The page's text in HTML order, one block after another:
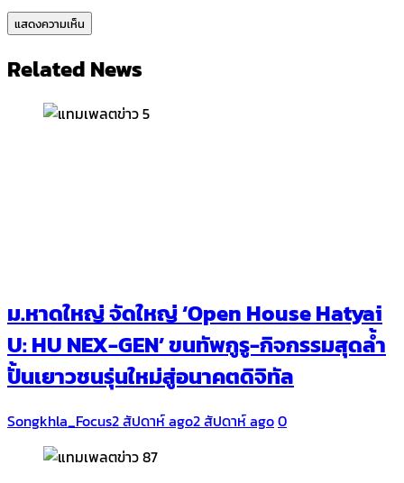
Related News
ม.หาดใหญ่ จัดใหญ่ ‘Open House Hatyai
U: HU NEX-GEN’ ขนทัพกูรู-กิจกรรมสุดล้ำ
ปั้นเยาวชนรุ่นใหม่สู่อนาคตดิจิทัล
Songkhla_Focus2 สัปดาห์ ago2 สัปดาห์ ago0